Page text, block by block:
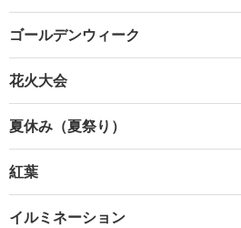
ゴールデンウィーク
花火大会
夏休み（夏祭り）
紅葉
イルミネーション